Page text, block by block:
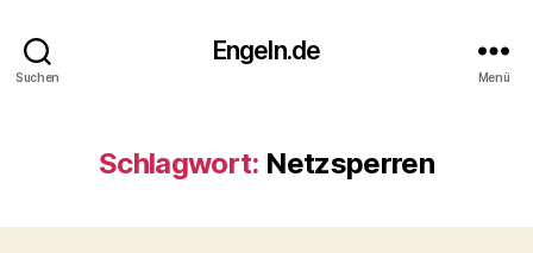
Suchen
Engeln.de
Menü
Schlagwort: Netzsperren